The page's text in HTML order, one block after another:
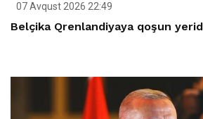
07 Avqust 2026 22:49
Belçika Qrenlandiyaya qoşun